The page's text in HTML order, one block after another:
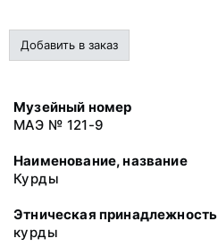
Добавить в заказ
Музейный номер
МАЭ № 121-9
Наименование, название
Курды
Этническая принадлежность
курды